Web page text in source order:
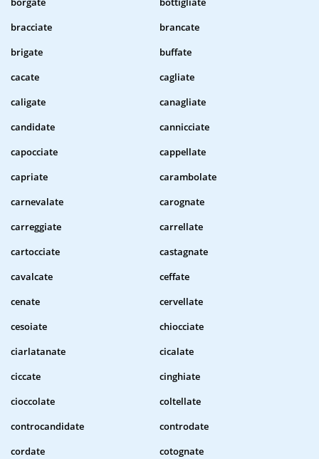
bracciate
brancate
brigate
buffate
cacate
cagliate
caligate
canagliate
candidate
cannicciate
capocciate
cappellate
capriate
carambolate
carnevalate
carognate
carreggiate
carrellate
cartocciate
castagnate
cavalcate
ceffate
cenate
cervellate
cesoiate
chiocciate
ciarlatanate
cicalate
ciccate
cinghiate
cioccolate
coltellate
controcandidate
controdate
cordate
cotognate